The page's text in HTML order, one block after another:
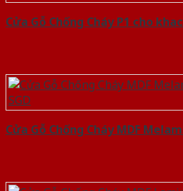
Cửa Gỗ Chống Cháy P1 cho
Cửa Gỗ Chống Cháy MDF